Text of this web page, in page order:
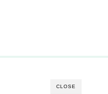
CLOSE